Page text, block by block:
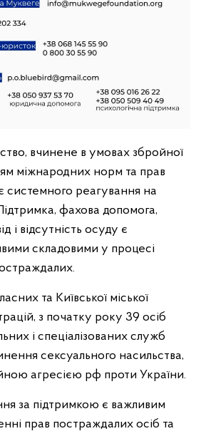
вчинене в умовах збройної
міжнародних норм та прав
реагування на
фахова допомога,
і відсутність осуду є
складовими у процесі
та Київської міської
з початку року 39 осіб
і спеціалізованих служб
сексуального насильства,
агресією рф проти України.
за підтримкою є важливим
прав постраждалих осіб та